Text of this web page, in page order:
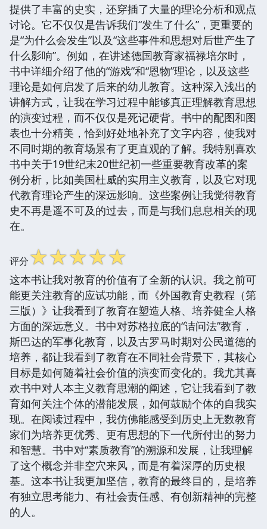
提供了丰富的史实，还穿插了大量的理论分析和观点
讨论。它不仅仅是告诉我们“发生了什么”，更重要的
是“为什么会发生”以及“这些事件和思想对后世产生了
什么影响”。例如，在讲述德国教育家福禄培尔时，
书中详细介绍了他的“游戏”和“恩物”理论，以及这些
理论是如何启发了后来的幼儿教育。这种深入浅出的
讲解方式，让我在学习过程中能够真正理解教育思想
的演变过程，而不仅仅是死记硬背。书中的配图和图
表也十分精美，恰到好处地补充了文字内容，使我对
不同时期的教育场景有了更直观的了解。我特别喜欢
书中关于19世纪末20世纪初一些重要教育改革的案
例分析，比如美国杜威的实用主义教育，以及它对现
代教育理论产生的深远影响。这些案例让我觉得教育
史不再是遥不可及的过去，而是与我们息息相关的现
在。
评分☆☆☆☆☆
这本书让我对教育的价值有了全新的认识。我之前可
能更关注教育的应试功能，而《外国教育史教程（第
三版）》让我看到了教育在塑造人格、培养健全人格
方面的深远意义。书中对苏格拉底的“诘问法”教育，
斯巴达的军事化教育，以及古罗马时期对公民道德的
培养，都让我看到了教育在不同社会背景下，其核心
目标是如何随着社会价值的演变而变化的。我尤其喜
欢书中对人本主义教育思潮的阐述，它让我看到了教
育如何关注个体的潜能发展，如何鼓励个体的自我实
现。在阅读过程中，我仿佛能感受到历史上无数教育
家们为培养更优秀、更有思想的下一代所付出的努力
和智慧。书中对“素质教育”的溯源和发展，让我理解
了这个概念并非空穴来风，而是有着深厚的历史根
基。这本书让我更加坚信，教育的最终目的，是培养
有独立思考能力、有社会责任感、有创新精神的完整
的人。